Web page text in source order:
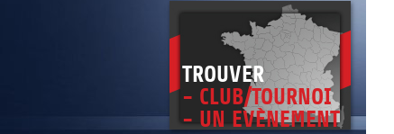
TROUVER
- CLUB/TOURNOI
- UN EVÈNEMENT